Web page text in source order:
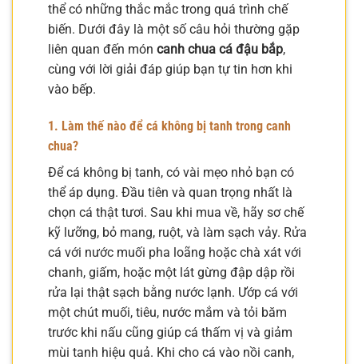
thể có những thắc mắc trong quá trình chế
biến. Dưới đây là một số câu hỏi thường gặp
liên quan đến món canh chua cá đậu bắp,
cùng với lời giải đáp giúp bạn tự tin hơn khi
vào bếp.
1. Làm thế nào để cá không bị tanh trong canh
chua?
Để cá không bị tanh, có vài mẹo nhỏ bạn có
thể áp dụng. Đầu tiên và quan trọng nhất là
chọn cá thật tươi. Sau khi mua về, hãy sơ chế
kỹ lưỡng, bỏ mang, ruột, và làm sạch vảy. Rửa
cá với nước muối pha loãng hoặc chà xát với
chanh, giấm, hoặc một lát gừng đập dập rồi
rửa lại thật sạch bằng nước lạnh. Ướp cá với
một chút muối, tiêu, nước mắm và tỏi băm
trước khi nấu cũng giúp cá thấm vị và giảm
mùi tanh hiệu quả. Khi cho cá vào nồi canh,